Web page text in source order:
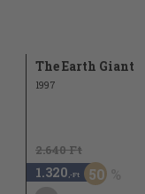
The Earth Giant
1997
2.640 Ft
1.320 ,-Ft 50